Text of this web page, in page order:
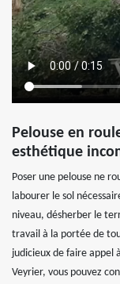
Pelouse en
esthétique
Poser une pelouse ne
labourer le sol
niveau, désherber le
travail à la portée de
judicieux de faire appel
Veyrier, vous pouvez